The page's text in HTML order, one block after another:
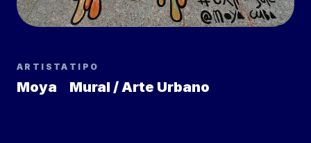
ARTISTA
Moya
TIPO
Mural / Arte Urbano